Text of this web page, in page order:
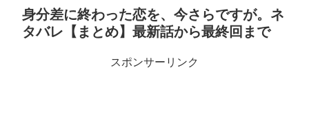
身分差に終わった恋を、今さらですが。ネ
タバレ【まとめ】最新話から最終回まで
スポンサーリンク